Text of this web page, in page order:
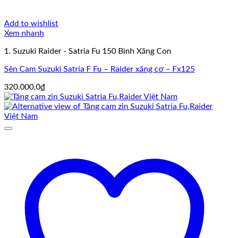
Add to wishlist
Xem nhanh
1. Suzuki Raider - Satria Fu 150 Bình Xăng Con
Sên Cam Suzuki Satria F Fu – Raider xăng cơ – Fx125
320.000,0₫